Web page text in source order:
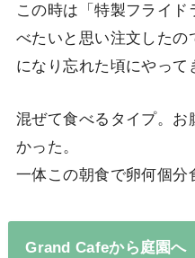
この時は「特製フライ
べたいと思い注文したの
になり忘れた頃にやって
混ぜて食べるタイプ。お
かった。
一体この朝食で卵何個分
Grand Cafeから庭園へ